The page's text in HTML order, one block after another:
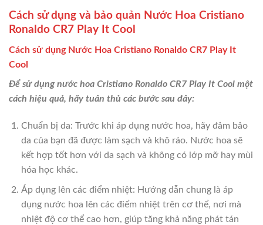
Cách sử dụng và bảo quản Nước Hoa Cristiano
Ronaldo CR7 Play It Cool
Cách sử dụng Nước Hoa Cristiano Ronaldo CR7 Play It
Cool
Để sử dụng nước hoa Cristiano Ronaldo CR7 Play It Cool một
cách hiệu quả, hãy tuân thủ các bước sau đây:
Chuẩn bị da: Trước khi áp dụng nước hoa, hãy đảm bảo
da của bạn đã được làm sạch và khô ráo. Nước hoa sẽ
kết hợp tốt hơn với da sạch và không có lớp mỡ hay mùi
hóa học khác.
Áp dụng lên các điểm nhiệt: Hướng dẫn chung là áp
dụng nước hoa lên các điểm nhiệt trên cơ thể, nơi mà
nhiệt độ cơ thể cao hơn, giúp tăng khả năng phát tán